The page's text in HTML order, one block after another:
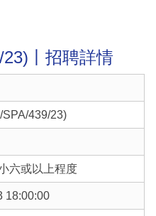
丨招聘詳情
439/23)
六或以上程度
18:00:00